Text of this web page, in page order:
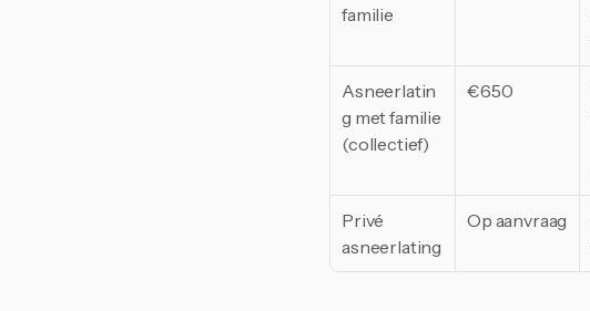
familie
Asneerlatin
g met familie
(collectief)
€650
Privé
asneerlating
Op aanvraag